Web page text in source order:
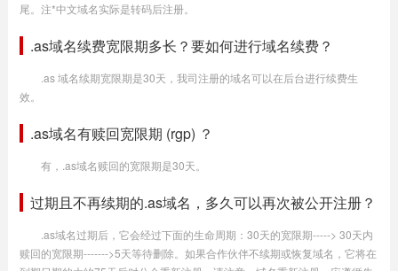
尾。注*中文域名实际是转码后注册。
.as域名续费宽限期多长？要如何进行域名续费？
.as 域名续期宽限期是30天，我司注册的域名可以在后台进行续费生
效。
.as域名有赎回宽限期 (rgp) ？
有，.as域名赎回的宽限期是30天。
过期且不再续期的.as域名，多久可以再次被公开注册？
.as域名过期后，它会经过下面的生命周期：30天的宽限期-----> 30天内
赎回的宽限期------->5天等待删除。如果合作伙伴不续期或恢复域名，它将在